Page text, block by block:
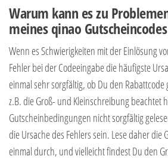
Warum kann es zu
meines qinao
Wenn es Schwierigkeiten mit der Einlösung
Fehler bei der Codeeingabe die häufigste
einmal sehr sorgfältig, ob Du den
z.B. die Groß- und Kleinschreibung beachtet
Gutscheinbedingungen nicht sorgfältig
die Ursache des Fehlers sein. Lese daher die
einmal durch, und vielleicht findest Du den